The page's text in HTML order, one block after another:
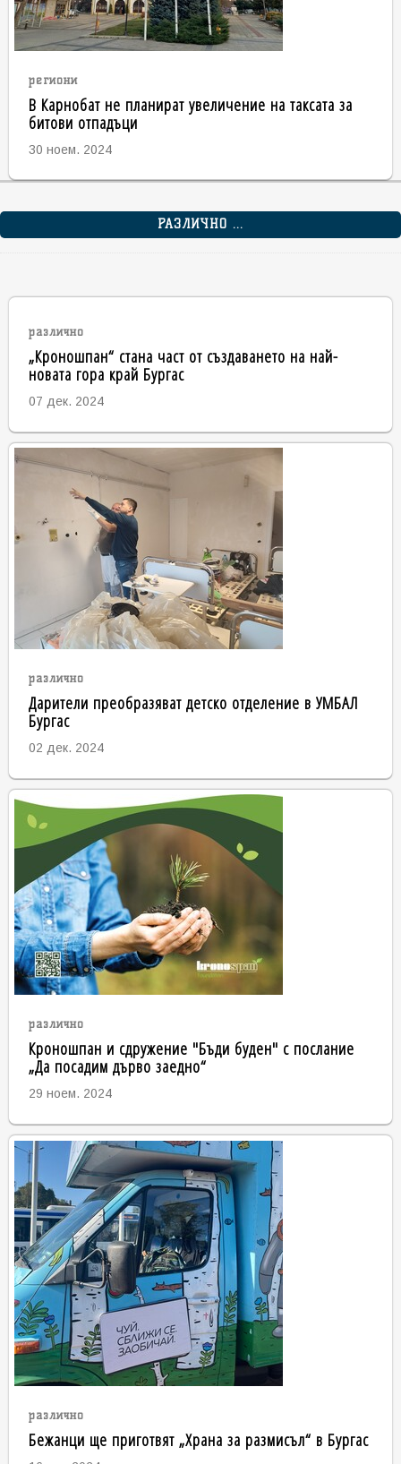
региони
В Карнобат не планират увеличение на таксата за
битови отпадъци
30 ноем. 2024
РАЗЛИЧНО ...
различно
„Кроношпан“ стана част от създаването на най-
новата гора край Бургас
07 дек. 2024
различно
Дарители преобразяват детско отделение в УМБАЛ
Бургас
02 дек. 2024
различно
Кроношпан и сдружение "Бъди буден" с послание
„Да посадим дърво заедно“
29 ноем. 2024
различно
Бежанци ще приготвят „Храна за размисъл“ в Бургас